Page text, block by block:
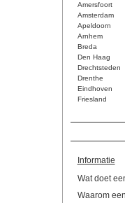
Amersfoort
Amsterdam
Apeldoorn
Arnhem
Breda
Den Haag
Drechtsteden
Drenthe
Eindhoven
Friesland
Informatie
Wat doet
Waarom